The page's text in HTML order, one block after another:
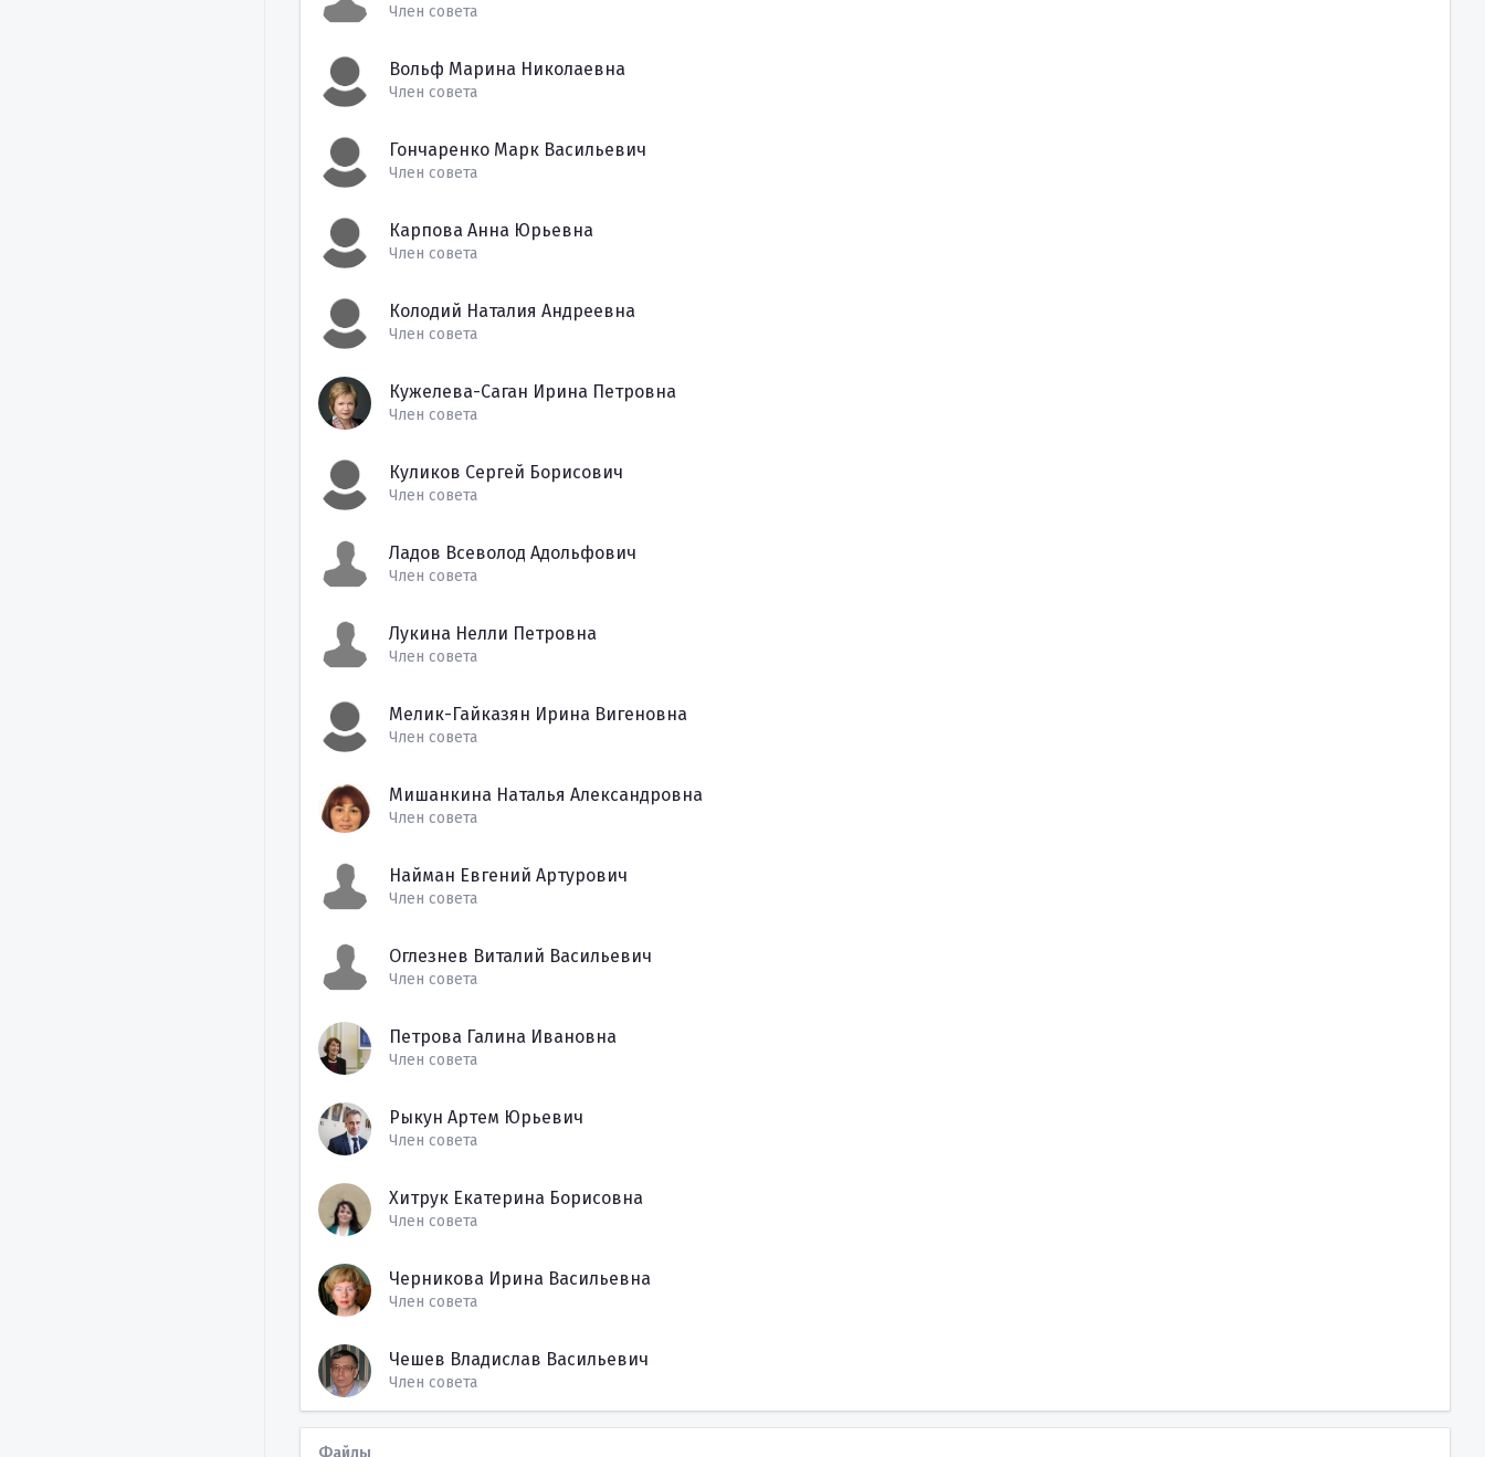
Член совета
Вольф Марина Николаевна
Член совета
Гончаренко Марк Васильевич
Член совета
Карпова Анна Юрьевна
Член совета
Колодий Наталия Андреевна
Член совета
Кужелева-Саган Ирина Петровна
Член совета
Куликов Сергей Борисович
Член совета
Ладов Всеволод Адольфович
Член совета
Лукина Нелли Петровна
Член совета
Мелик-Гайказян Ирина Вигеновна
Член совета
Мишанкина Наталья Александровна
Член совета
Найман Евгений Артурович
Член совета
Оглезнев Виталий Васильевич
Член совета
Петрова Галина Ивановна
Член совета
Рыкун Артем Юрьевич
Член совета
Хитрук Екатерина Борисовна
Член совета
Черникова Ирина Васильевна
Член совета
Чешев Владислав Васильевич
Член совета
Файлы